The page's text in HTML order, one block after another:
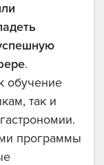
.
обучение
так и
программы